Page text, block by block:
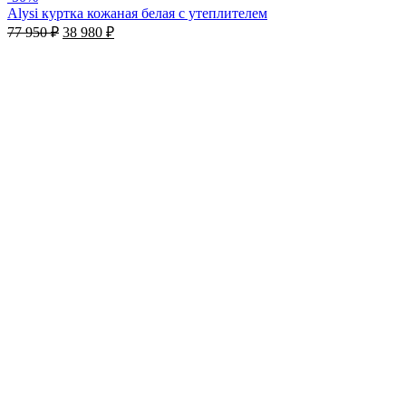
Alysi куртка кожаная белая с утеплителем
77 950₽ 38 980 ₽